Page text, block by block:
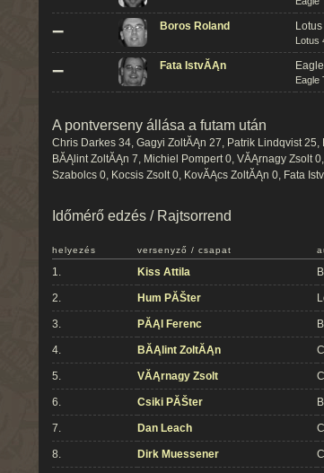
– Boros Roland
Lotus
– Fata IstvĂĄn
Eagle
A pontverseny állása a futam után
Chris Darkes 34, Gagyi ZoltĂĄn 27, Patrik Lindqvist
BĂĄlint ZoltĂĄn 7, Michiel Pompert 0, VĂĄrnagy Zsolt
Szabolcs 0, Kocsis Zsolt 0, KovĂĄcs ZoltĂĄn 0, Fata
Időmérő edzés / Rajtsorrend
helyezés versenyző / csapat
1. Kiss Attila
2. Hum PĂŠter
3. PĂĄl Ferenc
4. BĂĄlint ZoltĂĄn
5. VĂĄrnagy Zsolt
6. Csiki PĂŠter
7. Dan Leach
8. Dirk Muessener